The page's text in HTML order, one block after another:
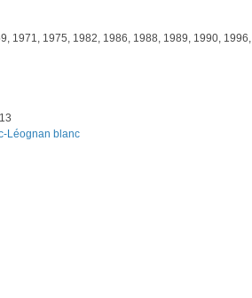
1971, 1975, 1982, 1986, 1988, 1989, 1990, 1996,
Léognan blanc